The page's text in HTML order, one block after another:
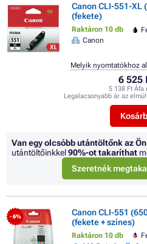
Canon CLI-551-XL
(fekete)
Raktáron 10 db
Canon
6 525
5 138 Ft Áfa
Legalacsonyabb ár az
Melyik nyomtatókhoz
Van egy olcsóbb utántöltőnk az
utántöltőinkkel90%-ot takaríthat
Szeretnék
- 6%
Canon CLI-551
(fekete + színes)
Raktáron 10 db